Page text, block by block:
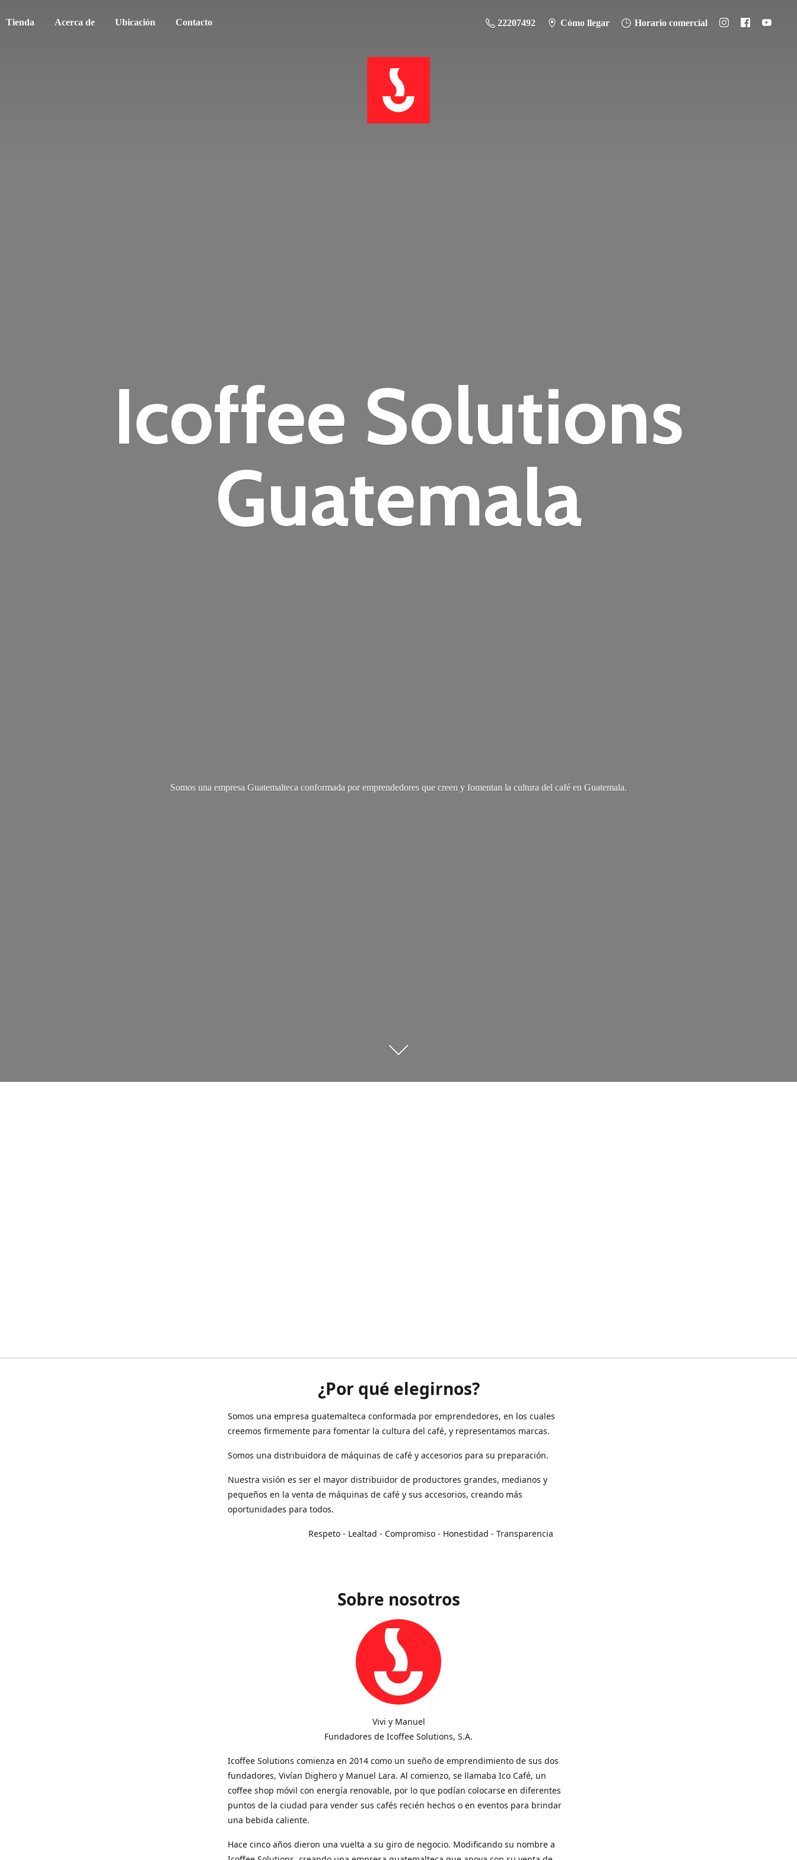
Tienda Acerca de Ubicación Contacto 22207492 Cómo llegar Horario comercial
Icoffee Solutions
Guatemala
Somos una empresa Guatemalteca conformada por emprendedores que creen y fomentan la cultura del café en Guatemala.
¿Por qué elegirnos?
Somos una empresa guatemalteca conformada por emprendedores, en los cuales
creemos firmemente para fomentar la cultura del café, y representamos marcas.
Somos una distribuidora de máquinas de café y accesorios para su preparación.
Nuestra visión es ser el mayor distribuidor de productores grandes, medianos y
pequeños en la venta de máquinas de café y sus accesorios, creando más
oportunidades para todos.
Respeto - Lealtad - Compromiso - Honestidad - Transparencia
Sobre nosotros
Vivi y Manuel
Fundadores de Icoffee Solutions, S.A.
Icoffee Solutions comienza en 2014 como un sueño de emprendimiento de sus dos
fundadores, Vivían Dighero y Manuel Lara. Al comienzo, se llamaba Ico Café, un
coffee shop móvil con energía renovable, por lo que podían colocarse en diferentes
puntos de la ciudad para vender sus cafés recién hechos o en eventos para brindar
una bebida caliente.
Hace cinco años dieron una vuelta a su giro de negocio. Modificando su nombre a